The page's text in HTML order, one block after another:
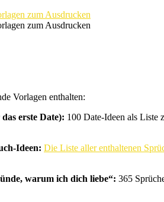
Vorlagen enthalten:
erste Date): 100 Date-Ideen als Liste
Ideen: Die Liste aller enthaltenen
warum ich dich liebe“: 365